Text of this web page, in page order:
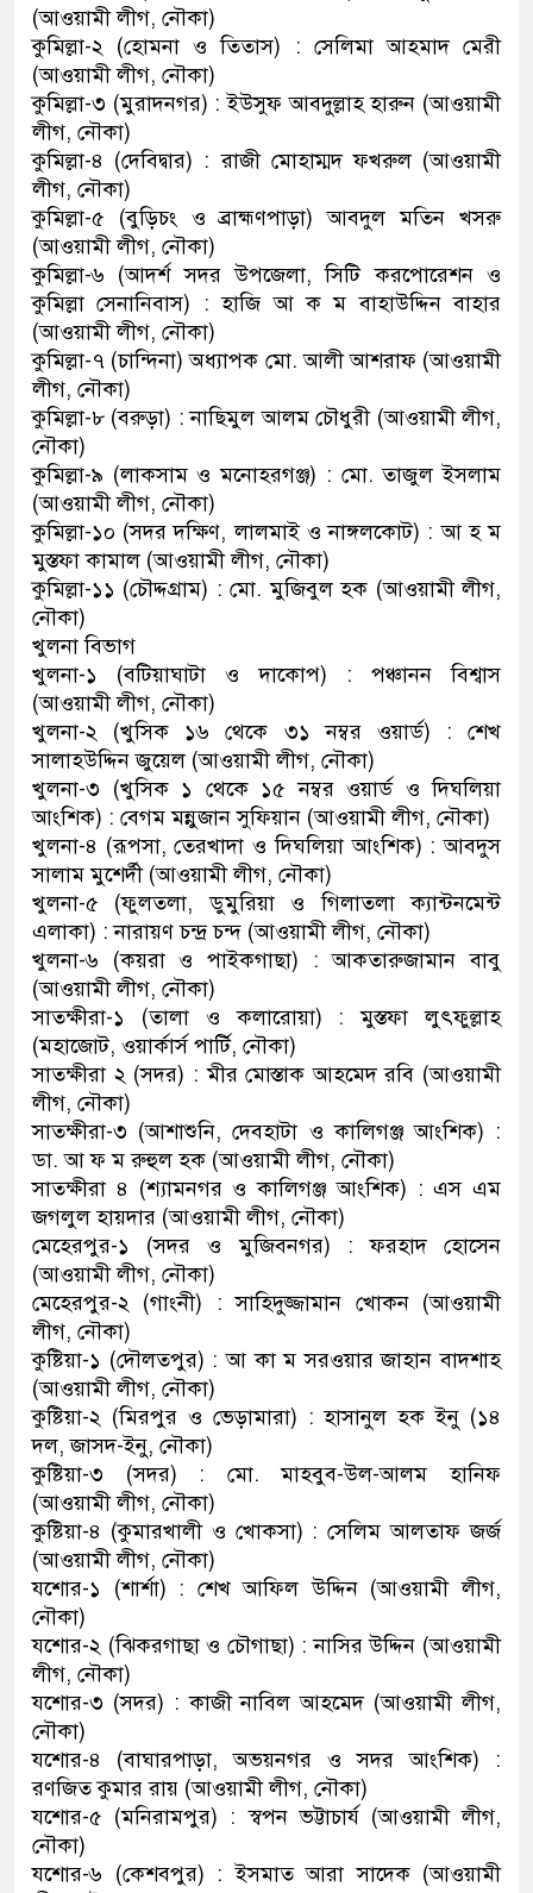
(আওয়ামী লীগ, নৌকা)
কুমিল্লা-২ (হোমনা ও তিতাস) : সেলিমা আহমাদ মেরী
(আওয়ামী লীগ, নৌকা)
কুমিল্লা-৩ (মুরাদনগর) : ইউসুফ আবদুল্লাহ হারুন (আওয়ামী
লীগ, নৌকা)
কুমিল্লা-৪ (দেবিদ্বার) : রাজী মোহাম্মদ ফখরুল (আওয়ামী
লীগ, নৌকা)
কুমিল্লা-৫ (বুড়িচং ও ব্রাহ্মণপাড়া) আবদুল মতিন খসরু
(আওয়ামী লীগ, নৌকা)
কুমিল্লা-৬ (আদর্শ সদর উপজেলা, সিটি করপোরেশন ও
কুমিল্লা সেনানিবাস) : হাজি আ ক ম বাহাউদ্দিন বাহার
(আওয়ামী লীগ, নৌকা)
কুমিল্লা-৭ (চান্দিনা) অধ্যাপক মো. আলী আশরাফ (আওয়ামী
লীগ, নৌকা)
কুমিল্লা-৮ (বরুড়া) : নাছিমুল আলম চৌধুরী (আওয়ামী লীগ,
নৌকা)
কুমিল্লা-৯ (লাকসাম ও মনোহরগঞ্জ) : মো. তাজুল ইসলাম
(আওয়ামী লীগ, নৌকা)
কুমিল্লা-১০ (সদর দক্ষিণ, লালমাই ও নাঙ্গলকোট) : আ হ ম
মুস্তফা কামাল (আওয়ামী লীগ, নৌকা)
কুমিল্লা-১১ (চৌদ্দগ্রাম) : মো. মুজিবুল হক (আওয়ামী লীগ,
নৌকা)
খুলনা বিভাগ
খুলনা-১ (বটিয়াঘাটা ও দাকোপ) : পঞ্চানন বিশ্বাস
(আওয়ামী লীগ, নৌকা)
খুলনা-২ (খুসিক ১৬ থেকে ৩১ নম্বর ওয়ার্ড) : শেখ
সালাহউদ্দিন জুয়েল (আওয়ামী লীগ, নৌকা)
খুলনা-৩ (খুসিক ১ থেকে ১৫ নম্বর ওয়ার্ড ও দিঘলিয়া
আংশিক) : বেগম মন্নুজান সুফিয়ান (আওয়ামী লীগ, নৌকা)
খুলনা-৪ (রূপসা, তেরখাদা ও দিঘলিয়া আংশিক) : আবদুস
সালাম মুশের্দী (আওয়ামী লীগ, নৌকা)
খুলনা-৫ (ফুলতলা, ডুমুরিয়া ও গিলাতলা ক্যান্টনমেন্ট
এলাকা) : নারায়ণ চন্দ্র চন্দ (আওয়ামী লীগ, নৌকা)
খুলনা-৬ (কয়রা ও পাইকগাছা) : আকতারুজামান বাবু
(আওয়ামী লীগ, নৌকা)
সাতক্ষীরা-১ (তালা ও কলারোয়া) : মুস্তফা লুৎফুল্লাহ
(মহাজোট, ওয়ার্কার্স পার্টি, নৌকা)
সাতক্ষীরা ২ (সদর) : মীর মোস্তাক আহমেদ রবি (আওয়ামী
লীগ, নৌকা)
সাতক্ষীরা-৩ (আশাশুনি, দেবহাটা ও কালিগঞ্জ আংশিক) :
ডা. আ ফ ম রুহুল হক (আওয়ামী লীগ, নৌকা)
সাতক্ষীরা ৪ (শ্যামনগর ও কালিগঞ্জ আংশিক) : এস এম
জগলুল হায়দার (আওয়ামী লীগ, নৌকা)
মেহেরপুর-১ (সদর ও মুজিবনগর) : ফরহাদ হোসেন
(আওয়ামী লীগ, নৌকা)
মেহেরপুর-২ (গাংনী) : সাহিদুজ্জামান খোকন (আওয়ামী
লীগ, নৌকা)
কুষ্টিয়া-১ (দৌলতপুর) : আ কা ম সরওয়ার জাহান বাদশাহ
(আওয়ামী লীগ, নৌকা)
কুষ্টিয়া-২ (মিরপুর ও ভেড়ামারা) : হাসানুল হক ইনু (১৪
দল, জাসদ-ইনু, নৌকা)
কুষ্টিয়া-৩ (সদর) : মো. মাহবুব-উল-আলম হানিফ
(আওয়ামী লীগ, নৌকা)
কুষ্টিয়া-৪ (কুমারখালী ও খোকসা) : সেলিম আলতাফ জর্জ
(আওয়ামী লীগ, নৌকা)
যশোর-১ (শার্শা) : শেখ আফিল উদ্দিন (আওয়ামী লীগ,
নৌকা)
যশোর-২ (ঝিকরগাছা ও চৌগাছা) : নাসির উদ্দিন (আওয়ামী
লীগ, নৌকা)
যশোর-৩ (সদর) : কাজী নাবিল আহমেদ (আওয়ামী লীগ,
নৌকা)
যশোর-৪ (বাঘারপাড়া, অভয়নগর ও সদর আংশিক) :
রণজিত কুমার রায় (আওয়ামী লীগ, নৌকা)
যশোর-৫ (মনিরামপুর) : স্বপন ভট্টাচার্য (আওয়ামী লীগ,
নৌকা)
যশোর-৬ (কেশবপুর) : ইসমাত আরা সাদেক (আওয়ামী